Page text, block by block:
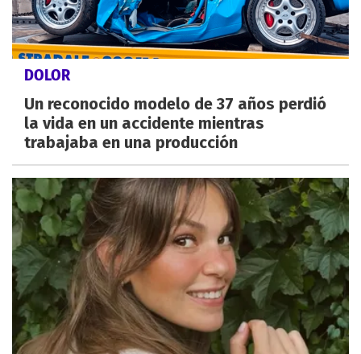
DOLOR
Un reconocido modelo de 37 años perdió
la vida en un accidente mientras
trabajaba en una producción